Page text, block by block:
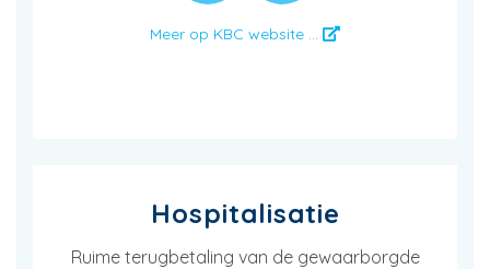
Meer op KBC website ...
Hospitalisatie
Ruime terugbetaling van de gewaarborgde